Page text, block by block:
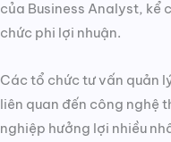
của Business Analyst, kể
chức phi lợi nhuận.
Các tổ chức tư vấn quản
liên quan đến công nghệ
nghiệp hưởng lợi nhiều